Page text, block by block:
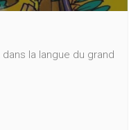
la langue du grand